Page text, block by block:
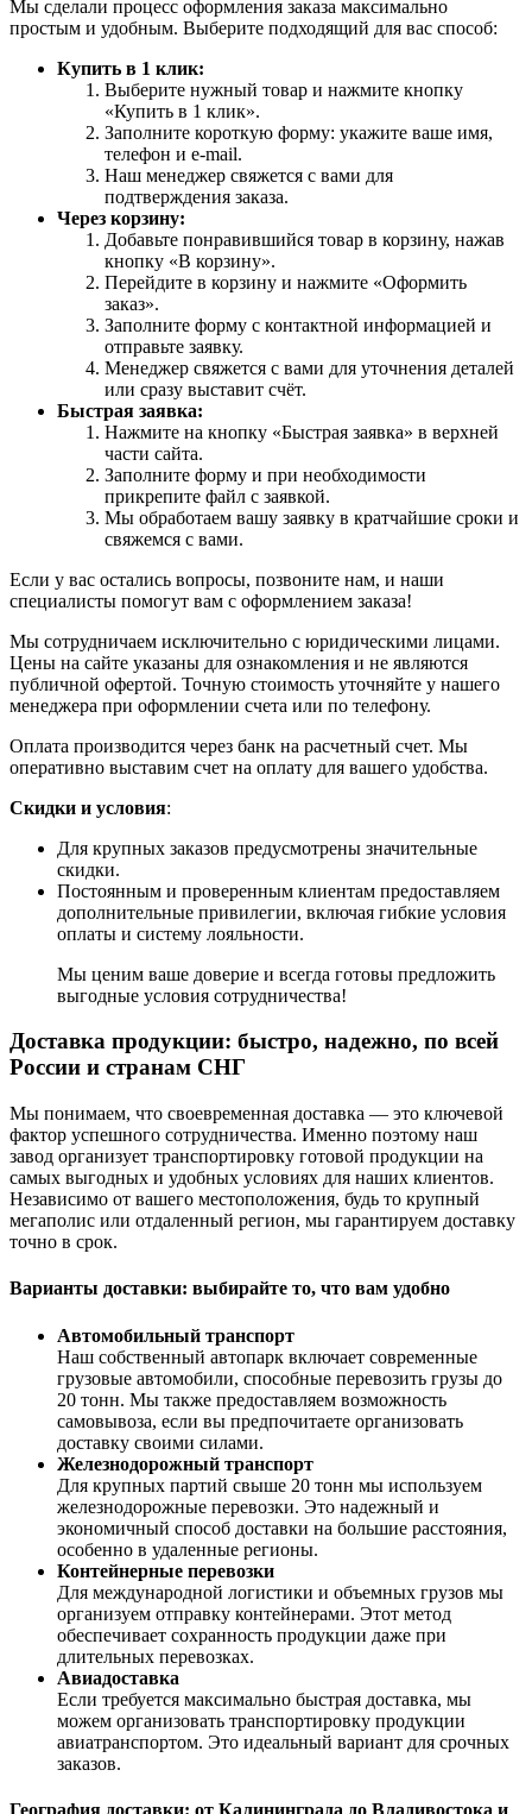
Мы сделали процесс оформления заказа максимально
простым и удобным. Выберите подходящий для вас способ:
Купить в 1 клик:
Выберите нужный товар и нажмите кнопку
«Купить в 1 клик».
Заполните короткую форму: укажите ваше имя,
телефон и e-mail.
Наш менеджер свяжется с вами для
подтверждения заказа.
Через корзину:
Добавьте понравившийся товар в корзину, нажав
кнопку «В корзину».
Перейдите в корзину и нажмите «Оформить
заказ».
Заполните форму с контактной информацией и
отправьте заявку.
Менеджер свяжется с вами для уточнения деталей
или сразу выставит счёт.
Быстрая заявка:
Нажмите на кнопку «Быстрая заявка» в верхней
части сайта.
Заполните форму и при необходимости
прикрепите файл с заявкой.
Мы обработаем вашу заявку в кратчайшие сроки и
свяжемся с вами.
Если у вас остались вопросы, позвоните нам, и наши
специалисты помогут вам с оформлением заказа!
Мы сотрудничаем исключительно с юридическими лицами.
Цены на сайте указаны для ознакомления и не являются
публичной офертой. Точную стоимость уточняйте у нашего
менеджера при оформлении счета или по телефону.
Оплата производится через банк на расчетный счет. Мы
оперативно выставим счет на оплату для вашего удобства.
Скидки и условия:
Для крупных заказов предусмотрены значительные
скидки.
Постоянным и проверенным клиентам предоставляем
дополнительные привилегии, включая гибкие условия
оплаты и систему лояльности.
Мы ценим ваше доверие и всегда готовы предложить
выгодные условия сотрудничества!
Доставка продукции: быстро, надежно, по всей
России и странам СНГ
Мы понимаем, что своевременная доставка — это ключевой
фактор успешного сотрудничества. Именно поэтому наш
завод организует транспортировку готовой продукции на
самых выгодных и удобных условиях для наших клиентов.
Независимо от вашего местоположения, будь то крупный
мегаполис или отдаленный регион, мы гарантируем доставку
точно в срок.
Варианты доставки: выбирайте то, что вам удобно
Автомобильный транспорт
Наш собственный автопарк включает современные
грузовые автомобили, способные перевозить грузы до
20 тонн. Мы также предоставляем возможность
самовывоза, если вы предпочитаете организовать
доставку своими силами.
Железнодорожный транспорт
Для крупных партий свыше 20 тонн мы используем
железнодорожные перевозки. Это надежный и
экономичный способ доставки на большие расстояния,
особенно в удаленные регионы.
Контейнерные перевозки
Для международной логистики и объемных грузов мы
организуем отправку контейнерами. Этот метод
обеспечивает сохранность продукции даже при
длительных перевозках.
Авиадоставка
Если требуется максимально быстрая доставка, мы
можем организовать транспортировку продукции
авиатранспортом. Это идеальный вариант для срочных
заказов.
География доставки: от Калининграда до Владивостока и